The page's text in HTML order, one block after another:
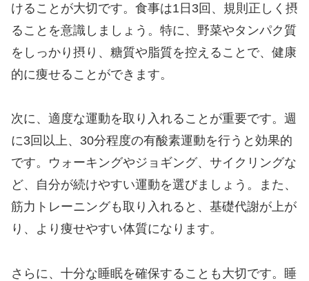
けることが大切です。食事は1日3回、規則正しく摂
ることを意識しましょう。特に、野菜やタンパク質
をしっかり摂り、糖質や脂質を控えることで、健康
的に痩せることができます。
次に、適度な運動を取り入れることが重要です。週
に3回以上、30分程度の有酸素運動を行うと効果的
です。ウォーキングやジョギング、サイクリングな
ど、自分が続けやすい運動を選びましょう。また、
筋力トレーニングも取り入れると、基礎代謝が上が
り、より痩せやすい体質になります。
さらに、十分な睡眠を確保することも大切です。睡